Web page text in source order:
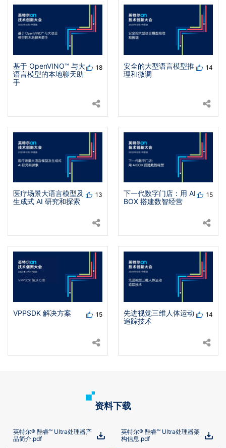
18
基于 OpenVINO™ 与大
语言模型的本地聊天助
手
14
安全的大型语言模型推
理和微调
13
医疗场景大语言模型及
生成式 AI 研究和探索
15
下一代数字门店：用 AI
BOX 搭建数智经营
15
VPPSDK 解决方案 14
先进视觉三维人体运动
追踪技术
资料下载
英特尔® 酷睿™ Ultra处理器产
品简介.pdf
英特尔® 酷睿™ Ultra处理器架
构信息.pdf